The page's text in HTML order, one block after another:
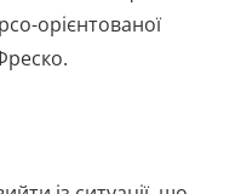
орієнтованої